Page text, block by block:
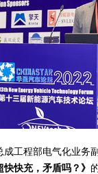
成工程部电气化业务
快快充，矛盾吗？ 》